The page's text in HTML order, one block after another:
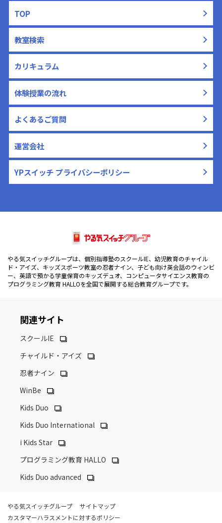
TOP
教室検索
カリキュラム
体験授業の流れ
よくあるご質問
運営会社
YPスイッチ プライバシーポリシー
やる気スイッチグループは、個別指導塾のスクールIE、幼児教育のチャイル
ド・アイズ、キッズスポーツ教室の忍者ナイン、子ども向け英会話のウィンビ
ー、英語で預かる学童保育のキッズデュオ、コンピュータサイエンス教育の
プログラミング教育 HALLOを全国で展開する総合教育グループです。
関連サイト
スクールIE
チャイルド・アイズ
忍者ナイン
WinBe
Kids Duo
Kids Duo International
i Kids Star
プログラミング教育 HALLO
Kids Duo advanced
やる気スイッチグループ
サイトマップ
カスタマーハラスメントに対するポリシー